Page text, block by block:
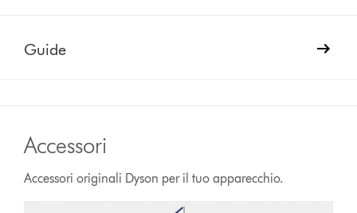
Guide
Accessori
Accessori originali Dyson per il tuo apparecchio.